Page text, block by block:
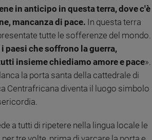
in anticipo in questa terra, dove c'è
mancanza di pace. In questa terra
tutte le sofferenze del mondo.
paesi che soffrono la guerra,
insieme chiediamo amore e pace».
la porta santa della cattedrale di
Centrafricana diventa il luogo simbolo
a tutti di ripetere nella lingua locale le